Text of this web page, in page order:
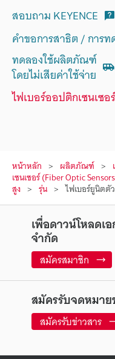
สอบถาม KEYENCE
คำขอการสาธิต / การ
ทดลองใช้ผลิตภัณฑ์
โดยไม่เสียค่าใช้จ่าย
ไฟเบอร์ออปติกเซนเซ
หน้าหลัก ผลิตภัณฑ์
เซนเซอร์ (Fiber Optic
สูง รุ่น ไฟเบอร์ยูนิตตั
เพื่อดาวน์โหลดเ
จำกัด
สมัครสมาชิก
สมัครรับจดหมาย
สมัครรับข่าวสาร